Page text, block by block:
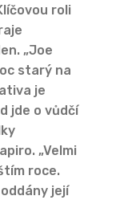
roli
„Joe
starý na
je
jde o vůdčí
„Velmi
roce.
její